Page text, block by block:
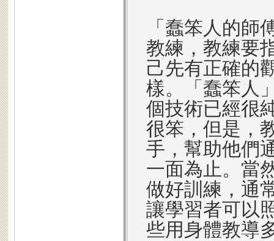
「蠢笨人的師
教練，教練要
己先有正確的
樣。「蠢笨人
個技術已經很
很笨，但是，
手，幫助他們
一面為止。當
做好訓練，通
讓學習者可以
些用身體教導